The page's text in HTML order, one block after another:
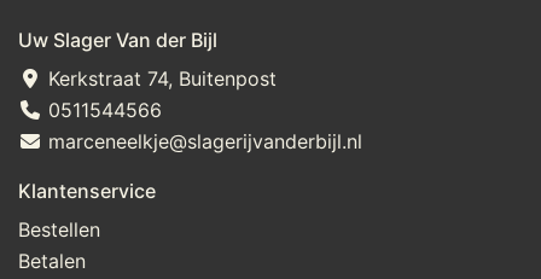
Uw Slager Van der Bijl
Kerkstraat 74, Buitenpost
0511544566
marceneelkje@slagerijvanderbijl.nl
Klantenservice
Bestellen
Betalen